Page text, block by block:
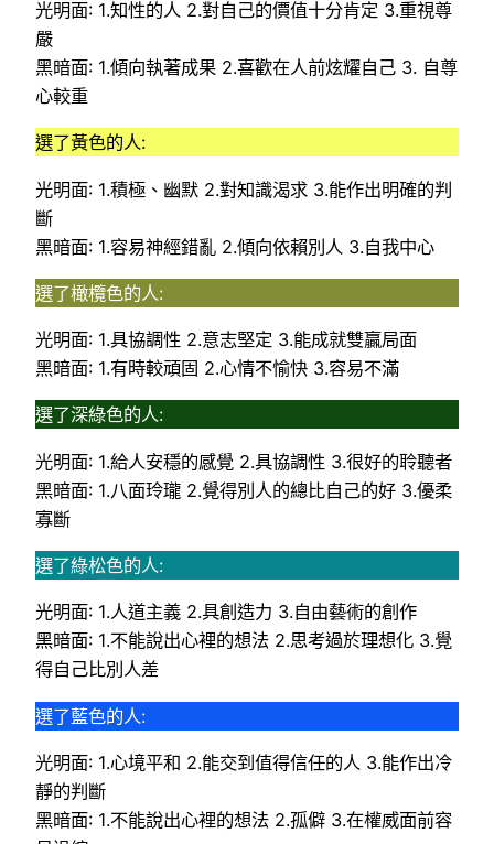
光明面: 1.知性的人 2.對自己的價值十分肯定 3.重視尊
嚴
黑暗面: 1.傾向執著成果 2.喜歡在人前炫耀自己 3. 自尊
心較重
選了黃色的人:
光明面: 1.積極、幽默 2.對知識渴求 3.能作出明確的判
斷
黑暗面: 1.容易神經錯亂 2.傾向依賴別人 3.自我中心
選了橄欖色的人:
光明面: 1.具協調性 2.意志堅定 3.能成就雙贏局面
黑暗面: 1.有時較頑固 2.心情不愉快 3.容易不滿
選了深綠色的人:
光明面: 1.給人安穩的感覺 2.具協調性 3.很好的聆聽者
黑暗面: 1.八面玲瓏 2.覺得別人的總比自己的好 3.優柔
寡斷
選了綠松色的人:
光明面: 1.人道主義 2.具創造力 3.自由藝術的創作
黑暗面: 1.不能說出心裡的想法 2.思考過於理想化 3.覺
得自己比別人差
選了藍色的人:
光明面: 1.心境平和 2.能交到值得信任的人 3.能作出冷
靜的判斷
黑暗面: 1.不能說出心裡的想法 2.孤僻 3.在權威面前容